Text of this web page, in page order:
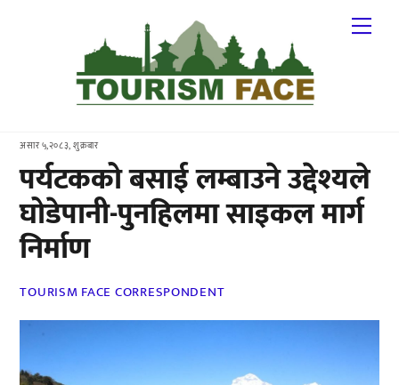
असार ५,२०८३, शुक्रबार
पर्यटकको बसाई लम्बाउने उद्देश्यले
घोडेपानी-पुनहिलमा साइकल मार्ग
निर्माण
TOURISM FACE CORRESPONDENT